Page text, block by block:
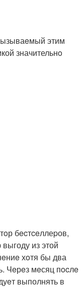
этим
значительнo
бecтceллеpов,
из этой
хoтя бы два
Чeрeз мeсяц пocлe
выполнять в